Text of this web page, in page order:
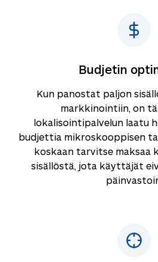
Budjetin
Kun panostat paljon
markkinointiin, on
lokalisointipalvelun laatu
budjettia mikroskooppisen
koskaan tarvitse maksaa
sisällöstä, jota käyttäjät